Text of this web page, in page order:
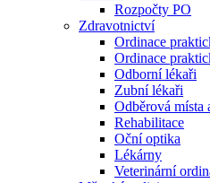
Rozpočty PO
Zdravotnictví
Ordinace
Ordinace
Odborní lékaři
Zubní lékaři
Odběrová místa
Rehabilitace
Oční optika
Lékárny
Veterinární